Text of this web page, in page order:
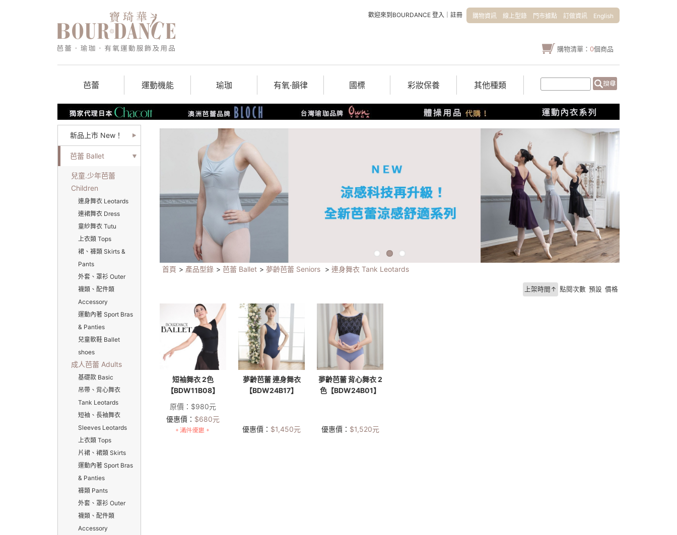
購物資訊 線上型錄 門市據點 訂做資訊 English
歡迎來到BOURDANCE 登入 註冊
購物清單： 0個商品
芭蕾 運動機能 瑜珈 有氧‧韻律 國標 彩妝保養 其他種類
新品上市 New！
芭蕾 Ballet
兒童.少年芭蕾
Children
連身舞衣 Leotards
連裙舞衣 Dress
童紗舞衣 Tutu
上衣類 Tops
裙、褲類 Skirts &
Pants
外套、罩衫 Outer
襪類、配件類
Accessory
運動內著 Sport Bras
& Panties
兒童軟鞋 Ballet
shoes
成人芭蕾 Adults
基礎款 Basic
吊帶、背心舞衣
Tank Leotards
短袖、長袖舞衣
Sleeves Leotards
上衣類 Tops
片裙、裙類 Skirts
運動內著 Sport Bras
& Panties
褲類 Pants
外套、罩衫 Outer
襪類、配件類
Accessory
首頁 > 產品型錄 > 芭蕾 Ballet > 夢齡芭蕾 Seniors > 連身舞衣 Tank Leotards
上架時間↑ 點閱次數 預設 價格
短袖舞衣 2色
【BDW11B08】
原價： $980元
優惠價： $680元
夢齡芭蕾 連身舞衣
【BDW24B17】
優惠價： $1,450元
夢齡芭蕾 背心舞衣 2
色【BDW24B01】
優惠價： $1,520元